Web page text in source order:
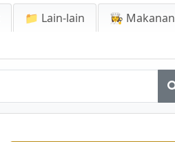
📁 Lain-lain 👩‍🍳 Makanan